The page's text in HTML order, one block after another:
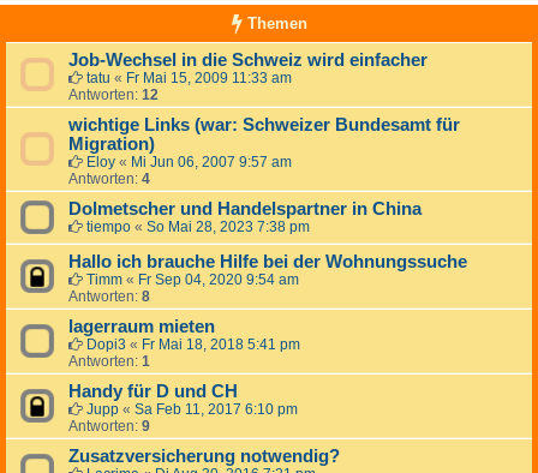
Themen
Job-Wechsel in die Schweiz wird einfacher
tatu « Fr Mai 15, 2009 11:33 am
Antworten: 12
wichtige Links (war: Schweizer Bundesamt für
Migration)
Eloy « Mi Jun 06, 2007 9:57 am
Antworten: 4
Dolmetscher und Handelspartner in China
tiempo « So Mai 28, 2023 7:38 pm
Hallo ich brauche Hilfe bei der Wohnungssuche
Timm « Fr Sep 04, 2020 9:54 am
Antworten: 8
lagerraum mieten
Dopi3 « Fr Mai 18, 2018 5:41 pm
Antworten: 1
Handy für D und CH
Jupp « Sa Feb 11, 2017 6:10 pm
Antworten: 9
Zusatzversicherung notwendig?